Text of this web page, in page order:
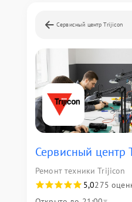
Сервисный центр Trijicon
Сервисный центр
Ремонт техники Trijicon
5,0275